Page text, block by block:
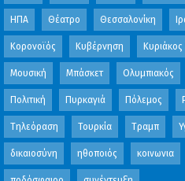
ΗΠΑ Θέατρο Θεσσαλονίκη
Κορονοϊός Κυβέρνηση
Μουσική Μπάσκετ Ολυμπιακός
Πολιτική Πυρκαγιά Πόλεμος
Τηλεόραση Τουρκία Τραμπ
δικαιοσύνη ηθοποιός κοινωνια